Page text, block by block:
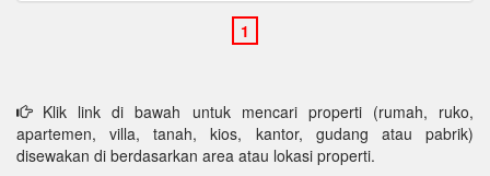
Klik link di bawah untuk mencari properti (rumah, ruko,
apartemen, villa, tanah, kios, kantor, gudang atau pabrik)
disewakan di berdasarkan area atau lokasi properti.